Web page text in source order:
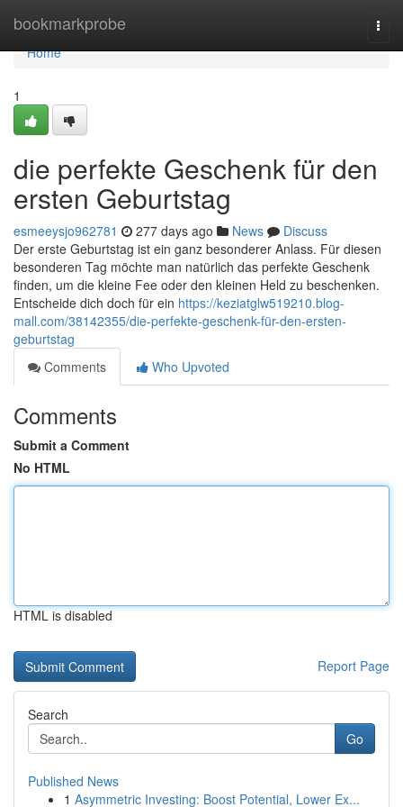
bookmarkprobe
Home
Home
1
die perfekte Geschenk für den
ersten Geburtstag
esmeeysjo962781 277 days ago News
Discuss
Der erste Geburtstag ist ein ganz besonderer Anlass. Für diesen
besonderen Tag möchte man natürlich das perfekte Geschenk
finden, um die kleine Fee oder den kleinen Held zu beschenken.
Entscheide dich doch für ein https://keziatglw519210.blog-
mall.com/38142355/die-perfekte-geschenk-für-den-ersten-
geburtstag
Comments
Who Upvoted
Comments
Submit a Comment
No HTML
HTML is disabled
Report Page
Search
Go
Published News
1 Asymmetric Investing: Boost Potential, Lower Ex...